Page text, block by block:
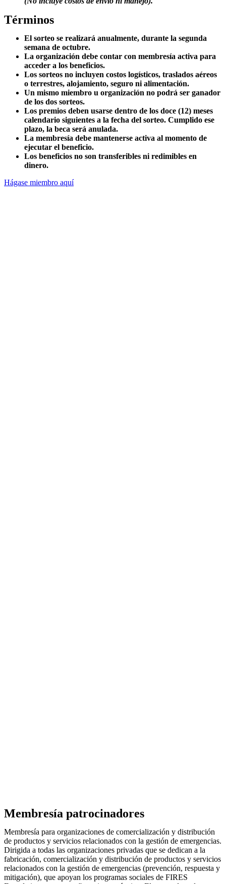
Términos
El sorteo se realizará anualmente, durante la segunda
semana de octubre.
La organización debe contar con membresía activa para
acceder a los beneficios.
Los sorteos no incluyen costos logísticos, traslados aéreos
o terrestres, alojamiento, seguro ni alimentación.
Un mismo miembro u organización no podrá ser ganador
de los dos sorteos.
Los premios deben usarse dentro de los doce (12) meses
calendario siguientes a la fecha del sorteo. Cumplido ese
plazo, la beca será anulada.
La membresía debe mantenerse activa al momento de
ejecutar el beneficio.
Los beneficios no son transferibles ni redimibles en
dinero.
Hágase miembro aquí
Membresía patrocinadores
Membresía para organizaciones de comercialización y distribución
de productos y servicios relacionados con la gestión de emergencias.
Dirigida a todas las organizaciones privadas que se dedican a la
fabricación, comercialización y distribución de productos y servicios
relacionados con la gestión de emergencias (prevención, respuesta y
mitigación), que apoyan los programas sociales de FIRES